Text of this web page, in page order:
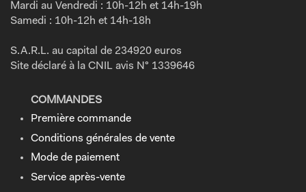
Mardi au Vendredi : 10h-12h et 14h-19h
Samedi : 10h-12h et 14h-18h
S.A.R.L. au capital de 234920 euros
Site déclaré à la CNIL avis N° 1339646
COMMANDES
Première commande
Conditions générales de vente
Mode de paiement
Service après-vente